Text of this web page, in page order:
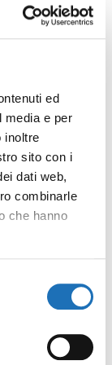
ed
media e per
inoltre
sito con i
dati web,
combinarle
che hanno